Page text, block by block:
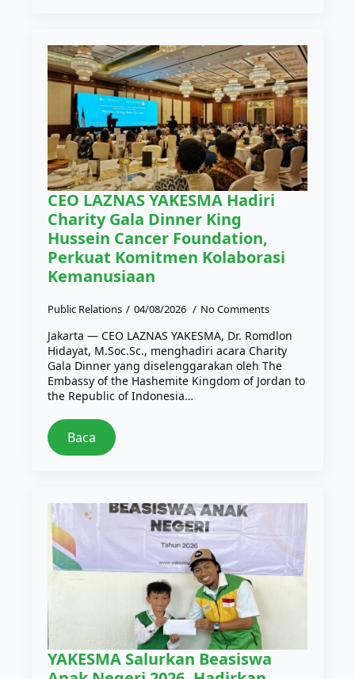
CEO LAZNAS YAKESMA Hadiri
Charity Gala Dinner King
Hussein Cancer Foundation,
Perkuat Komitmen Kolaborasi
Kemanusiaan
Public Relations 04/08/2026 No Comments
Jakarta — CEO LAZNAS YAKESMA, Dr. Romdlon
Hidayat, M.Soc.Sc., menghadiri acara Charity
Gala Dinner yang diselenggarakan oleh The
Embassy of the Hashemite Kingdom of Jordan to
the Republic of Indonesia…
Baca
YAKESMA Salurkan Beasiswa